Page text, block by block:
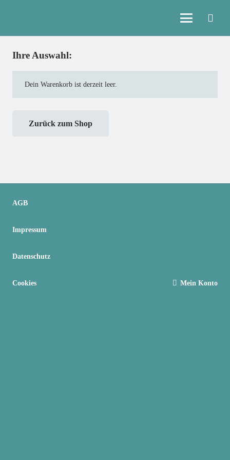
Ihre Auswahl:
Dein Warenkorb ist derzeit leer.
Zurück zum Shop
AGB
Impressum
Datenschutz
Cookies Mein Konto